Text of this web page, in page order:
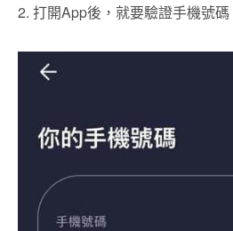
2. 打開App後，就要驗證手機號碼